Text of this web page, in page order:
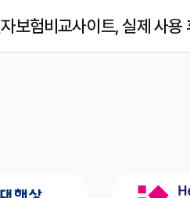
보험비교사이트, 실제 사용